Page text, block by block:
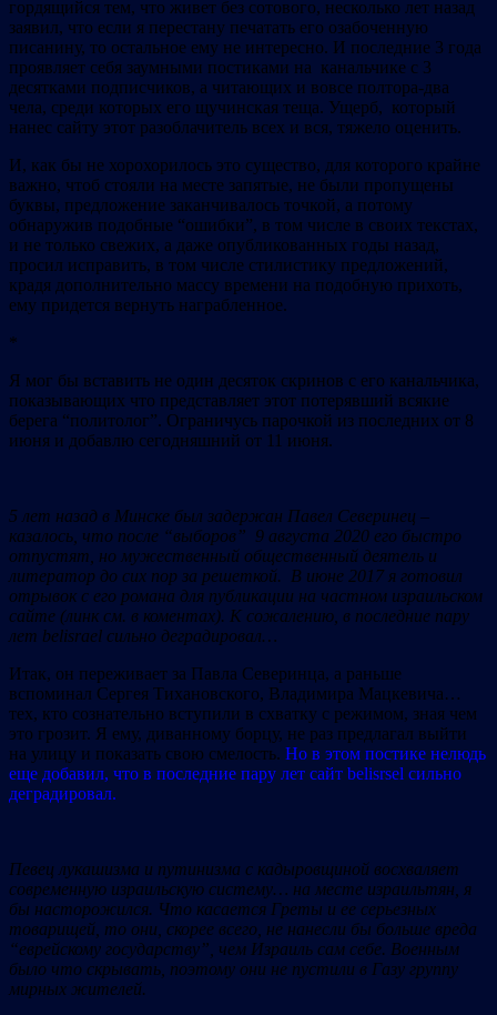
гордящийся тем, что живет без сотового, несколько лет назад
заявил, что если я перестану печатать его озабоченную
писанину, то остальное ему не интересно. И последние 3 года
проявляет себя заумными постиками на канальчике с 3
десятками подписчиков, а читающих и вовсе полтора-два
чела, среди которых его щучинская теща. Ущерб, который
нанес сайту этот разоблачитель всех и вся, тяжело оценить.
И, как бы не хорохорилось это существо, для которого крайне
важно, чтоб стояли на месте запятые, не были пропущены
буквы, предложение заканчивалось точкой, а потому
обнаружив подобные “ошибки”, в том числе в своих текстах,
и не только свежих, а даже опубликованных годы назад,
просил исправить, в том числе стилистику предложений,
крадя дополнительно массу времени на подобную прихоть,
ему придется вернуть награбленное.
*
Я мог бы вставить не один десяток скринов с его канальчика,
показывающих что представляет этот потерявший всякие
берега “политолог”. Ограничусь парочкой из последних от 8
июня и добавлю сегодняшний от 11 июня.
5 лет назад в Минске был задержан Павел Северинец –
казалось, что после “выборов” 9 августа 2020 его быстро
отпустят, но мужественный общественный деятель и
литератор до сих пор за решеткой. В июне 2017 я готовил
отрывок с его романа для публикации на частном израильском
сайте (линк см. в коментах). К сожалению, в последние пару
лет belisrael сильно деградировал…
Итак, он переживает за Павла Северинца, а раньше
вспоминал Сергея Тихановского, Владимира Мацкевича…
тех, кто сознательно вступили в схватку с режимом, зная чем
это грозит. Я ему, диванному борцу, не раз предлагал выйти
на улицу и показать свою смелость. Но в этом постике нелюдь
еще добавил, что в последние пару лет сайт belisrsel сильно
деградировал.
Певец лукашизма и путинизма с кадыровщиной восхваляет
современную израильскую систему… на месте израильтян, я
бы насторожился. Что касается Греты и ее серьезных
товарищей, то они, скорее всего, не нанесли бы больше вреда
“еврейскому государству”, чем Израиль сам себе. Военным
было что скрывать, поэтому они не пустили в Газу группу
мирных жителей.